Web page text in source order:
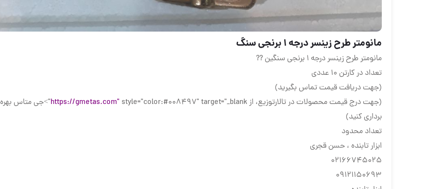
مانومتر طرح زینسر درجه ۱ برنجی سنگ
مانومتر طرح زینسر درجه ۱ برنجی سنگین ??
تعداد در کارتن ۱۰ عددی
(جهت دریافت قیمت تماس بگیرید)
(جهت درج قیمت محصولات در تالارتوزیع، از
https://gmetas.com"style="color:#008497" target="_blank">جی متاس بهره
برداری کنید)
تعداد محدود
ابزار تابنده ، حسن قجری
02166745025
09121150693